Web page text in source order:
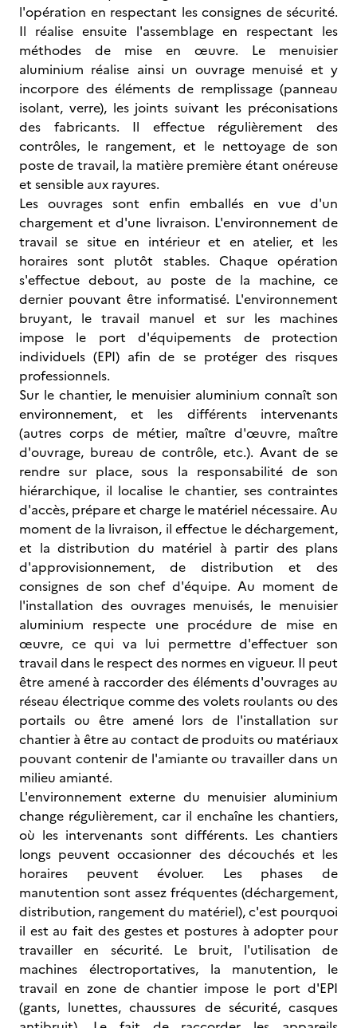
l'opération en respectant les consignes de sécurité.
Il réalise ensuite l'assemblage en respectant les
méthodes de mise en œuvre. Le menuisier
aluminium réalise ainsi un ouvrage menuisé et y
incorpore des éléments de remplissage (panneau
isolant, verre), les joints suivant les préconisations
des fabricants. Il effectue régulièrement des
contrôles, le rangement, et le nettoyage de son
poste de travail, la matière première étant onéreuse
et sensible aux rayures.
Les ouvrages sont enfin emballés en vue d'un
chargement et d'une livraison. L'environnement de
travail se situe en intérieur et en atelier, et les
horaires sont plutôt stables. Chaque opération
s'effectue debout, au poste de la machine, ce
dernier pouvant être informatisé. L'environnement
bruyant, le travail manuel et sur les machines
impose le port d'équipements de protection
individuels (EPI) afin de se protéger des risques
professionnels.
Sur le chantier, le menuisier aluminium connaît son
environnement, et les différents intervenants
(autres corps de métier, maître d'œuvre, maître
d'ouvrage, bureau de contrôle, etc.). Avant de se
rendre sur place, sous la responsabilité de son
hiérarchique, il localise le chantier, ses contraintes
d'accès, prépare et charge le matériel nécessaire. Au
moment de la livraison, il effectue le déchargement,
et la distribution du matériel à partir des plans
d'approvisionnement, de distribution et des
consignes de son chef d'équipe. Au moment de
l'installation des ouvrages menuisés, le menuisier
aluminium respecte une procédure de mise en
œuvre, ce qui va lui permettre d'effectuer son
travail dans le respect des normes en vigueur. Il peut
être amené à raccorder des éléments d'ouvrages au
réseau électrique comme des volets roulants ou des
portails ou être amené lors de l'installation sur
chantier à être au contact de produits ou matériaux
pouvant contenir de l'amiante ou travailler dans un
milieu amianté.
L'environnement externe du menuisier aluminium
change régulièrement, car il enchaîne les chantiers,
où les intervenants sont différents. Les chantiers
longs peuvent occasionner des découchés et les
horaires peuvent évoluer. Les phases de
manutention sont assez fréquentes (déchargement,
distribution, rangement du matériel), c'est pourquoi
il est au fait des gestes et postures à adopter pour
travailler en sécurité. Le bruit, l'utilisation de
machines électroportatives, la manutention, le
travail en zone de chantier impose le port d'EPI
(gants, lunettes, chaussures de sécurité, casques